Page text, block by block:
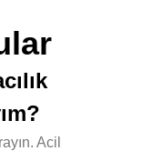
Acil